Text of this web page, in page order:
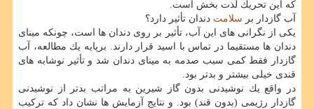
كه این تحریك لذت بخش است.
آب گازدار بر سلامت دندان تأثیر دارد؟
یكی از نگرانی های این آب، تأثیر بر روی دندان ها است، چونكه مینای
دندان ها مستقیما در تماس با اسید قرار دارند. برپایه یك مطالعه، آب
گازدار فقط كمی سبب صدمه به مینای دندان شد و تأثیر نوشابه های
قندی خیلی بیشتر و بدتر بود.
در واقع یك نوشیدنی بدون گاز شیرین به مراتب بدتر از نوشیدنی
گازدار رژیمی (بدون قند) بود. و نتایج آزمایش ها نشان داد كه تركیب